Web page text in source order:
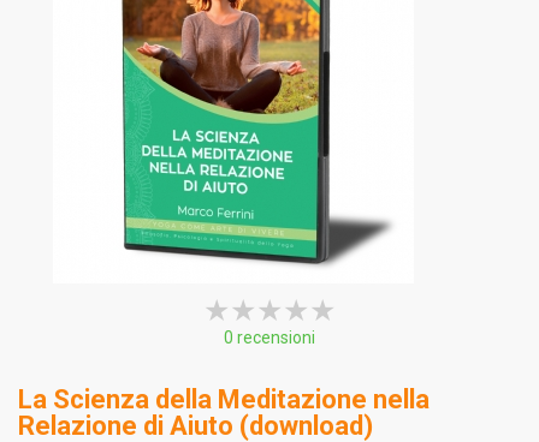
★★★★★
★★★★★
★★★★★
0 recensioni
La Scienza della Meditazione nella
Relazione di Aiuto (download)